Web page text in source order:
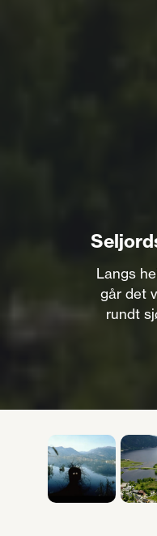
Langs
går det
rundt